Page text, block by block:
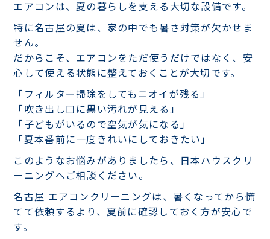
エアコンは、夏の暮らしを支える大切な設備です。
特に名古屋の夏は、家の中でも暑さ対策が欠かせま
せん。
だからこそ、エアコンをただ使うだけではなく、安
心して使える状態に整えておくことが大切です。
「フィルター掃除をしてもニオイが残る」
「吹き出し口に黒い汚れが見える」
「子どもがいるので空気が気になる」
「夏本番前に一度きれいにしておきたい」
このようなお悩みがありましたら、日本ハウスクリ
ーニングへご相談ください。
名古屋 エアコンクリーニングは、暑くなってから慌
てて依頼するより、夏前に確認しておく方が安心で
す。